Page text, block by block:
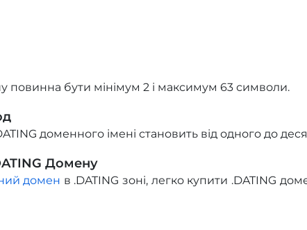
повинна бути мінімум 2 і максимум 63 символи.
доменного імені становить від одного до
Домену
домен в .DATING зоні, легко купити .DATING